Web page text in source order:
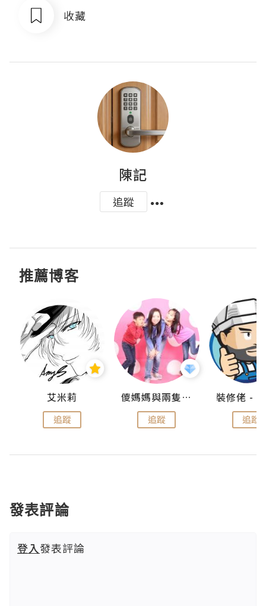
收藏
陳記
追蹤
推薦博客
艾米莉
追蹤
儍媽媽與兩隻小魔怪之家
追蹤 追蹤
發表評論
登入發表評論